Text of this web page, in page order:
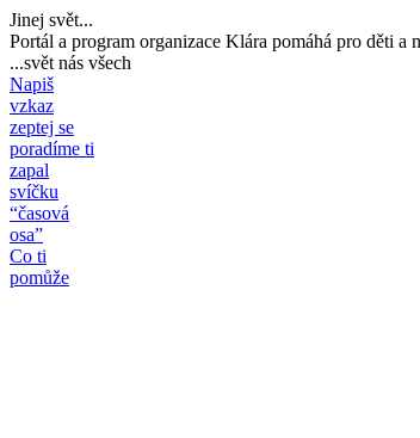
Jinej svět...
Portál a program organizace Klára pomáhá pro děti
...svět nás všech
Napiš
vzkaz
zeptej se
poradíme ti
zapal
svíčku
“časová
osa”
Co ti
pomůže